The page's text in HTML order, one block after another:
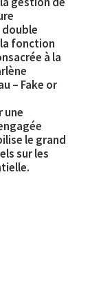
double
fonction
à la
– Fake or
une
le grand
sur les